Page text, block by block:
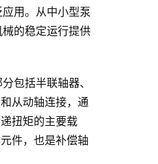
用。从中小型泵
的稳定运行提供
包括半联轴器、
从动轴连接，通
扭矩的主要载
件，也是补偿轴